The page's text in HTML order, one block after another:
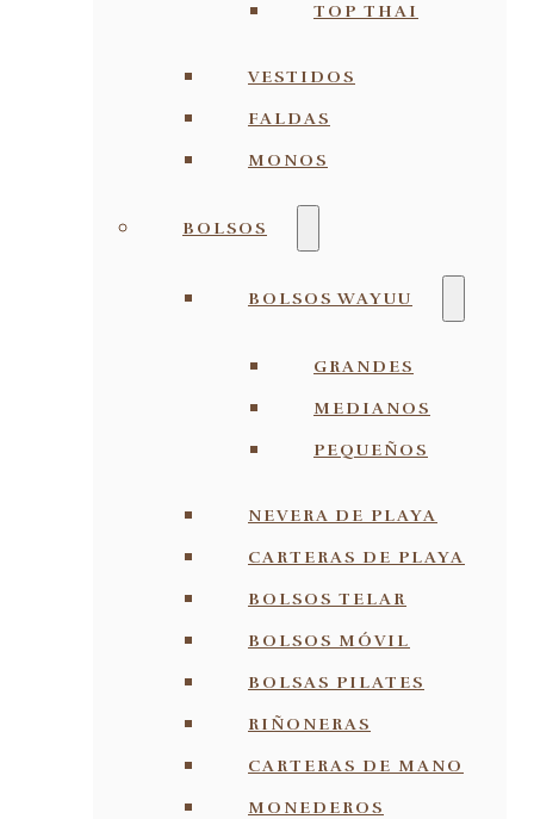
TOP THAI
VESTIDOS
FALDAS
MONOS
BOLSOS
BOLSOS WAYUU
GRANDES
MEDIANOS
PEQUEÑOS
NEVERA DE PLAYA
CARTERAS DE PLAYA
BOLSOS TELAR
BOLSOS MÓVIL
BOLSAS PILATES
RIÑONERAS
CARTERAS DE MANO
MONEDEROS